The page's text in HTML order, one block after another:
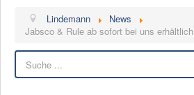
Lindemann
Ansprechpartner
Videos
Lindemann
News
Jabsco & Rule ab sofort bei uns erhältlich